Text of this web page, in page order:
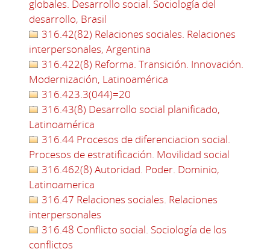
globales. Desarrollo social. Sociología del
desarrollo, Brasil
316.42(82) Relaciones sociales. Relaciones
interpersonales, Argentina
316.422(8) Reforma. Transición. Innovación.
Modernización, Latinoamérica
316.423.3(044)=20
316.43(8) Desarrollo social planificado,
Latinoamérica
316.44 Procesos de diferenciacion social.
Procesos de estratificación. Movilidad social
316.462(8) Autoridad. Poder. Dominio,
Latinoamerica
316.47 Relaciones sociales. Relaciones
interpersonales
316.48 Conflicto social. Sociología de los
conflictos